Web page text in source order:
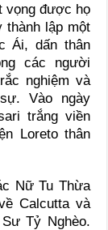
vọng được họ
thành lập một
Ái, dấn thân
các người
nghiệm và
Vào ngày
trắng viền
Loreto thân
Nữ Tu Thừa
Calcutta và
Tỷ Nghèo.